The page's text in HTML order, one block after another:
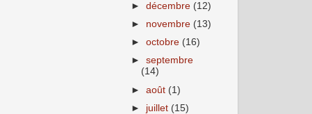
►décembre (12)
► novembre (13)
►octobre (16)
►septembre
(14)
►août (1)
► juillet (15)